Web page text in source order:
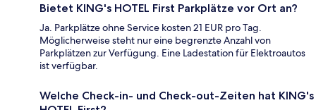
Bietet KING's HOTEL First Parkplätze vor Ort an?
Ja. Parkplätze ohne Service kosten 21 EUR pro Tag.
Möglicherweise steht nur eine begrenzte Anzahl von
Parkplätzen zur Verfügung. Eine Ladestation für Elektroautos
ist verfügbar.
Welche Check-in- und Check-out-Zeiten hat KING's